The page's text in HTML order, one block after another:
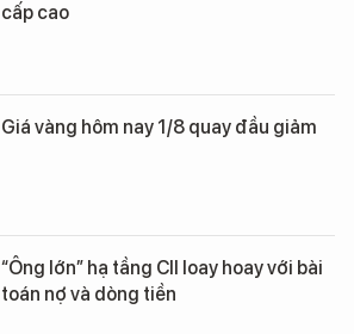
cấp cao
Giá vàng hôm nay 1/8 quay đầu giảm
“Ông lớn” hạ tầng CII loay hoay với bài
toán nợ và dòng tiền